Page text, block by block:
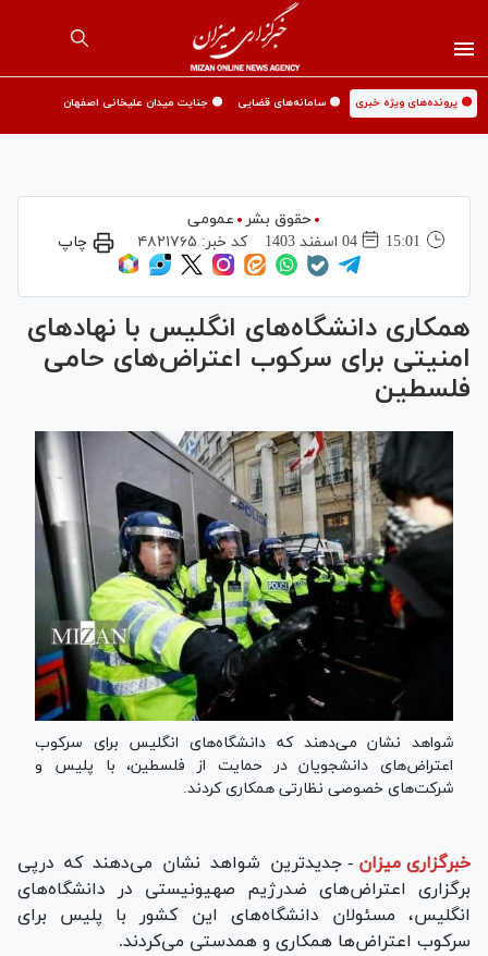
🟡 پرونده‌های ویژه خبری 🟡 سامانه‌های قضایی 🟡 جنایت میدان علیخانی اصفهان
حقوق بشر
عمومی
15:01
04 اسفند 1403 کد خبر: ۴۸۲۱۷۶۵ چاپ
همکاری دانشگاه‌های انگلیس با نهادهای
امنیتی برای سرکوب اعتراض‌های حامی
فلسطین
شواهد نشان می‌دهند که دانشگاه‌های انگلیس برای سرکوب
اعتراض‌های دانشجویان در حمایت از فلسطین، با پلیس و
شرکت‌های خصوصی نظارتی همکاری کردند.
خبرگزاری میزان - جدیدترین شواهد نشان می‌دهند که درپی
برگزاری اعتراض‌های ضدرژیم صهیونیستی در دانشگاه‌های
انگلیس، مسئولان دانشگاه‌های این کشور با پلیس برای
سرکوب اعتراض‌ها همکاری و همدستی می‌کردند.